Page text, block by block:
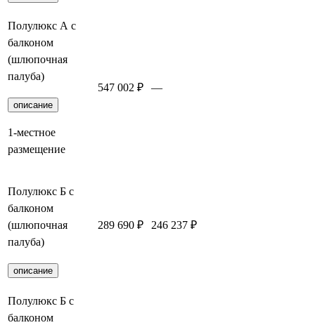
Полулюкс А с
балконом
(шлюпочная
палуба)
описание
1-местное
размещение
547 002 ₽ —
Полулюкс Б с
балконом
(шлюпочная
палуба)
описание
289 690 ₽ 246 237 ₽
Полулюкс Б с
балконом